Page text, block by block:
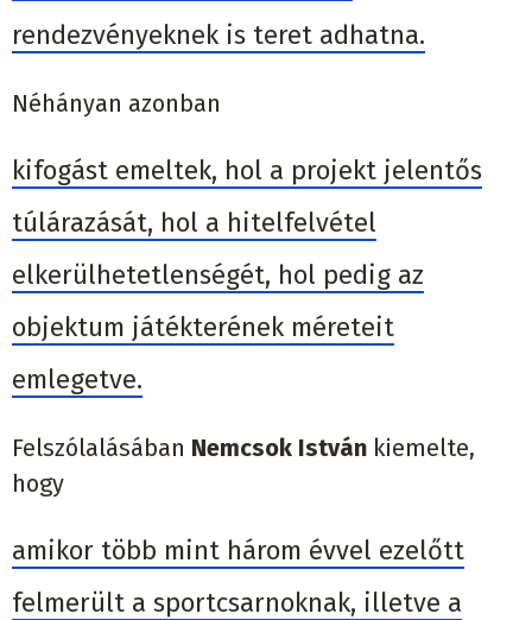
rendezvényeknek is teret adhatna.
Néhányan azonban
kifogást emeltek, hol a projekt jelentős
túlárazását, hol a hitelfelvétel
elkerülhetetlenségét, hol pedig az
objektum játékterének méreteit
emlegetve.
Felszólalásában Nemcsok István kiemelte,
hogy
amikor több mint három évvel ezelőtt
felmerült a sportcsarnoknak, illetve a